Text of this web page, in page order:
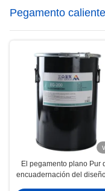
Pegamento
derretimiento de la
El pegamento plano Pur
encuadernación del diseño